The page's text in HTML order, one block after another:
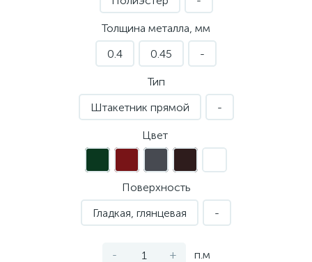
Толщина металла, мм
0.4
0.45 -
Тип
Штакетник прямой
-
Цвет
Поверхность
Гладкая, глянцевая
-
- + п.м